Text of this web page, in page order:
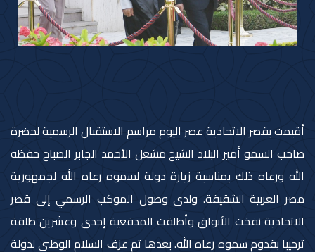
أقيمت بقصر الاتحادية عصر اليوم مراسم الاستقبال الرسمية لحضرة
صاحب السمو أمير البلاد الشيخ مشعل الأحمد الجابر الصباح حفظه
الله ورعاه ذلك بمناسبة زيارة دولة لسموه رعاه الله لجمهورية
مصر العربية الشقيقة. ولدى وصول الموكب الرسمي إلى قصر
الاتحادية نفخت الأبواق وأطلقت المدفعية إحدى وعشرين طلقة
ترحيبا بقدوم سموه رعاه الله. بعدها تم عزف السلام الوطني لدولة